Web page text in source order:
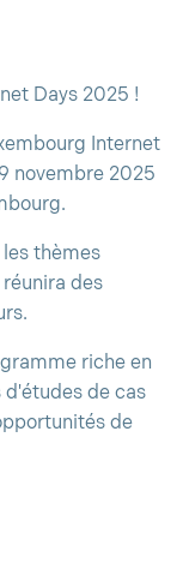
Days 2025 !
Internet
novembre 2025
thèmes
des
riche en
de cas
de